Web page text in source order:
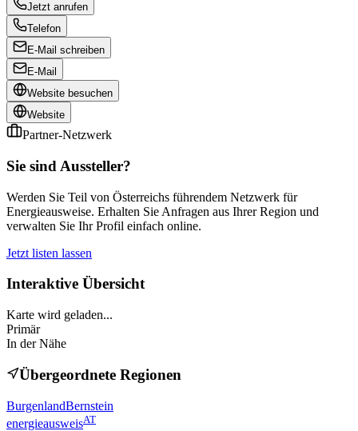
Jetzt anrufen
Telefon
E-Mail schreiben
E-Mail
Website besuchen
Website
Partner-Netzwerk
Sie sind Aussteller?
Werden Sie Teil von Österreichs führendem Netzwerk für
Energieausweise. Erhalten Sie Anfragen aus Ihrer Region und
verwalten Sie Ihr Profil einfach online.
Jetzt listen lassen
Interaktive Übersicht
Karte wird geladen...
Primär
In der Nähe
Übergeordnete Regionen
BurgenlandBernstein
energieausweisAT